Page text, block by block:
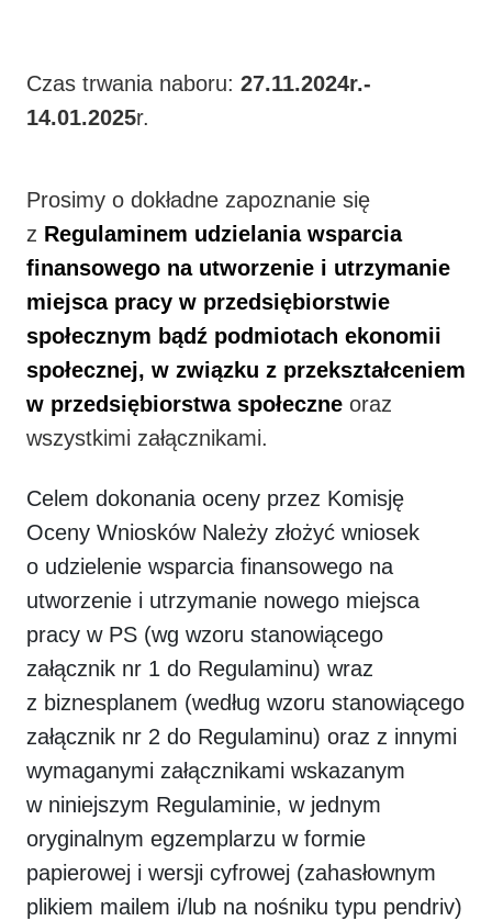
Czas trwania naboru: 27.11.2024r.-
14.01.2025r.
Prosimy o dokładne zapoznanie się
z Regulaminem udzielania wsparcia
finansowego na utworzenie i utrzymanie
miejsca pracy w przedsiębiorstwie
społecznym bądź podmiotach ekonomii
społecznej, w związku z przekształceniem
w przedsiębiorstwa społeczne oraz
wszystkimi załącznikami.
Celem dokonania oceny przez Komisję
Oceny Wniosków Należy złożyć wniosek
o udzielenie wsparcia finansowego na
utworzenie i utrzymanie nowego miejsca
pracy w PS (wg wzoru stanowiącego
załącznik nr 1 do Regulaminu) wraz
z biznesplanem (według wzoru stanowiącego
załącznik nr 2 do Regulaminu) oraz z innymi
wymaganymi załącznikami wskazanym
w niniejszym Regulaminie, w jednym
oryginalnym egzemplarzu w formie
papierowej i wersji cyfrowej (zahasłownym
plikiem mailem i/lub na nośniku typu pendriv)